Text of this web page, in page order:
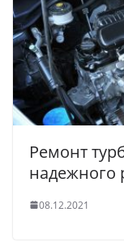
Ремонт
надежного
08.12.2021